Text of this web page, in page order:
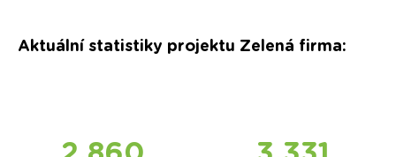
Aktuální statistiky projektu Zelená firma: